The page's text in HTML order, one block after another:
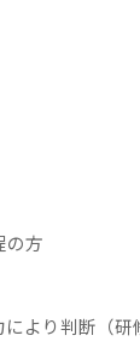
の方
より判断（研